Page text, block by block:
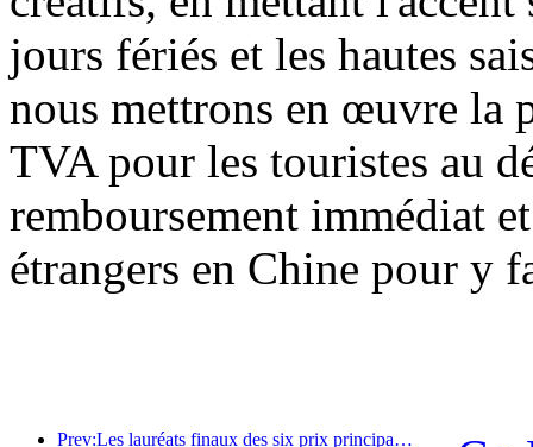
jours fériés et les hautes
nous mettrons en œuvre la
TVA pour les touristes au
remboursement immédiat
étrangers en Chine pour y
Prev:Les lauréats finaux des six prix principaux ont été annoncés, et plus d'une centaine d'hôtels et d'entreprises reçoivent des prix annuels !